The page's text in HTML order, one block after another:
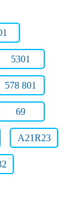
5301
578 801
69
A21R23